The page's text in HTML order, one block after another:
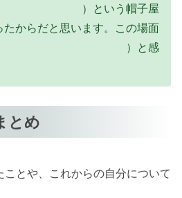
という帽子屋
たからだと思います。この場面
私は（ ）と感
とめ
とや、これからの自分について